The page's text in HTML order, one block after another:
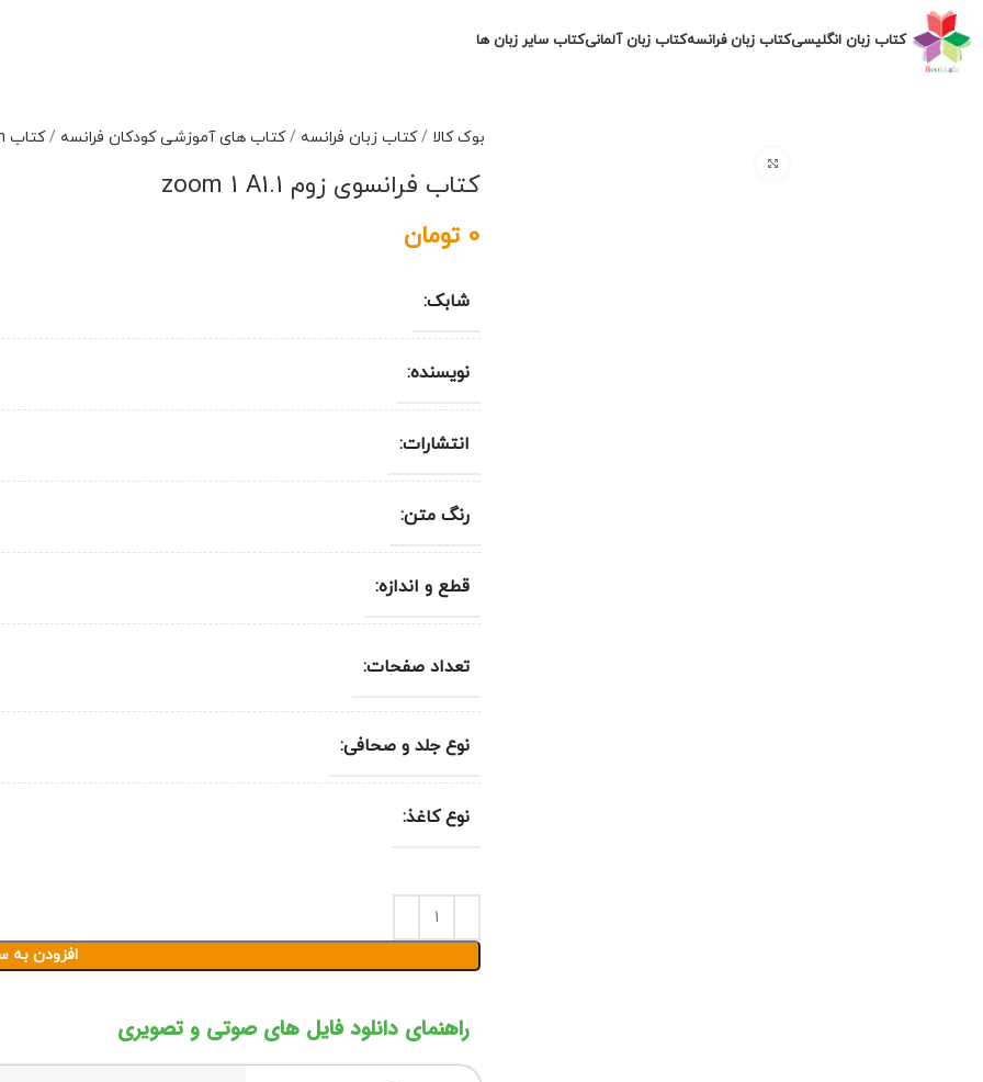
کتاب زبان انگلیسیکتاب زبان فرانسهکتاب زبان آلمانیکتاب سایر زبان ها
بوک کالا /کتاب زبان فرانسه /کتاب های آموزشی کودکان فرانسه /کتاب Zoom
کتاب فرانسوی زوم zoom 1 A1.1
0 تومان
شابک:
نویسنده:
انتشارات:
رنگ متن:
قطع و اندازه:
تعداد صفحات:
نوع جلد و صحافی:
نوع کاغذ:
افزودن به
راهنمای دانلود فایل های صوتی و تصویری